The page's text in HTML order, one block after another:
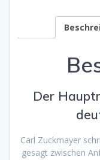
Der
Carl Zuckmayer
gesagt zwischen